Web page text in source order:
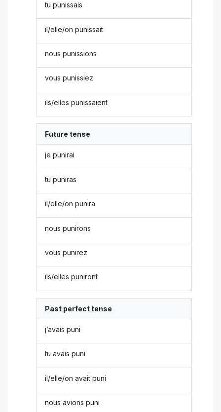
tu punissais
il/elle/on punissait
nous punissions
vous punissiez
ils/elles punissaient
Future tense
je punirai
tu puniras
il/elle/on punira
nous punirons
vous punirez
ils/elles puniront
Past perfect tense
j’avais puni
tu avais puni
il/elle/on avait puni
nous avions puni